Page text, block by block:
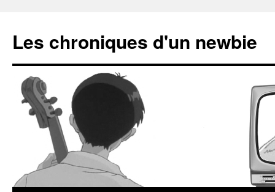
Les chroniques d'un newbie